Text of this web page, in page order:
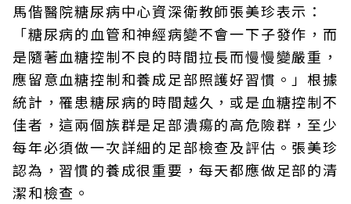
馬偕醫院糖尿病中心資深衛教師張美珍表示：
「糖尿病的血管和神經病變不會一下子發作，而
是隨著血糖控制不良的時間拉長而慢慢變嚴重，
應留意血糖控制和養成足部照護好習慣。」根據
統計，罹患糖尿病的時間越久，或是血糖控制不
佳者，這兩個族群是足部潰瘍的高危險群，至少
每年必須做一次詳細的足部檢查及評估。張美珍
認為，習慣的養成很重要，每天都應做足部的清
潔和檢查。